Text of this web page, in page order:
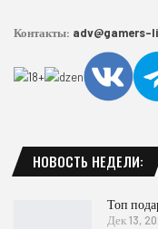
Контакты: adv@gamers-
НОВОСТЬ НЕДЕЛИ:
Топ
Дек 13,